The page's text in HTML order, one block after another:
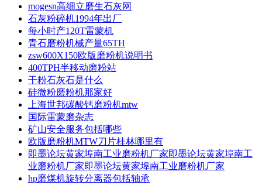
mogesn高细立磨生石灰网
石灰粉碎机1994年出厂
每小时产120T雷蒙机
青石磨粉机械产量65TH
zsw600X150欧版磨粉机说明书
400TPH半移动磨粉站
干粉石灰石是什么
硅微粉磨粉机那家好
上海世邦碳酸钙磨粉机mtw
国际雷蒙磨杂志
矿山安全服务包括哪些
欧版磨粉机MTW刀片桂林哪里有
即墨论坛黄家埠南工业磨粉机厂家即墨论坛黄家埠南工
业磨粉机厂家即墨论坛黄家埠南工业磨粉机厂家
hp磨煤机旋转分离器包括轴承